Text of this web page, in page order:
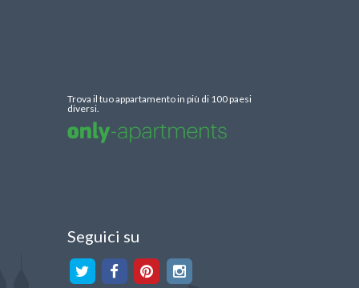
Trova il tuo appartamento in più di 100 paesi
diversi.
Seguici su